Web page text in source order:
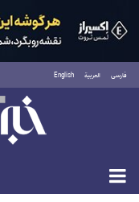
فارسی العربية English
جمعه ۱۶ مرداد ۱۴۰۵